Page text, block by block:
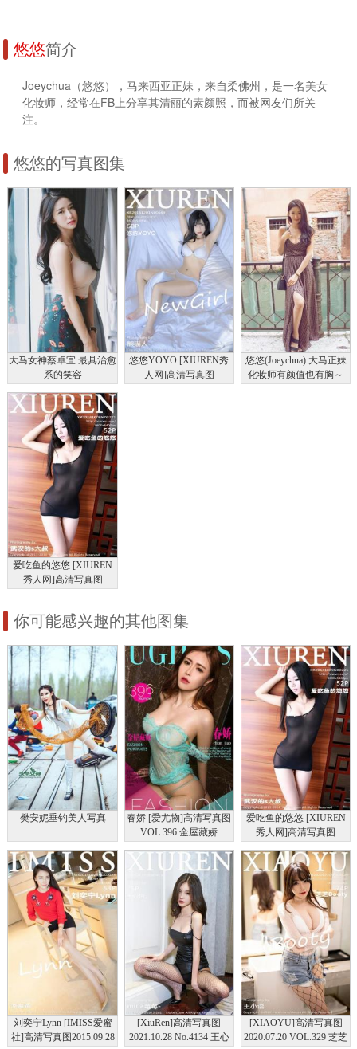
悠悠简介
Joeychua（悠悠），马来西亚正妹，来自柔佛州，是一名美女
化妆师，经常在FB上分享其清丽的素颜照，而被网友们所关
注。
悠悠的写真图集
大马女神蔡卓宜 最具治愈
系的笑容
悠悠YOYO [XIUREN秀
人网]高清写真图
悠悠(Joeychua) 大马正妹
化妆师有颜值也有胸～
爱吃鱼的悠悠 [XIUREN
秀人网]高清写真图
你可能感兴趣的其他图集
樊安妮垂钓美人写真
春娇 [爱尤物]高清写真图
VOL.396 金屋藏娇
爱吃鱼的悠悠 [XIUREN
秀人网]高清写真图
XR20141009N00221
刘奕宁Lynn [IMISS爱蜜
社]高清写真图2015.09.28
[XiuRen]高清写真图
2021.10.28 No.4134 王心
[XIAOYU]高清写真图
2020.07.20 VOL.329 芝芝